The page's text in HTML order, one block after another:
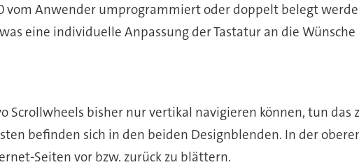
vom Anwender umprogrammiert oder doppelt belegt
eine individuelle Anpassung der Tastatur an die Wünsche
Scrollwheels bisher nur vertikal navigieren können, tun das
befinden sich in den beiden Designblenden. In der
Seiten vor bzw. zurück zu blättern.